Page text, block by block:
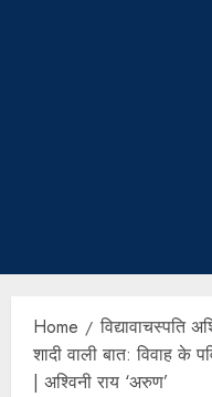
Home विद्यावाचस्पति
शादी वाली बात: विवाह के
| अश्विनी राय ‘अरुण’